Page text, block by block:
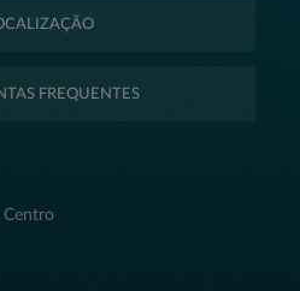
FREQUENTES
Centro